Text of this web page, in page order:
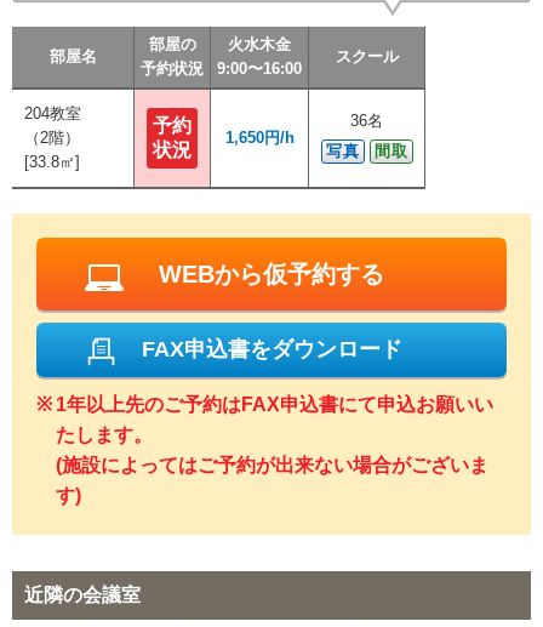
部屋名
部屋の
予約状況
火水木金
9:00〜16:00
スクール
部屋名
部屋の
予約状況
火水木金
9:00〜16:00
スクール
部屋名
部屋の
予約状況
火水木金
9:00〜16:00
スクール
204教室
（2階）
[33.8㎡]
予約
状況
1,650円/h
36名
写真
間取
部屋名
部屋の
予約状況
火水木金
9:00〜16:00
スクール
204教室
（2階）
[33.8㎡]
予約
状況
1,650円/h
36名
写真
間取
WEBから仮予約する
FAX申込書をダウンロード
1年以上先のご予約はFAX申込書にて申込お願いい
たします。
(施設によってはご予約が出来ない場合がございま
す)
近隣の会議室